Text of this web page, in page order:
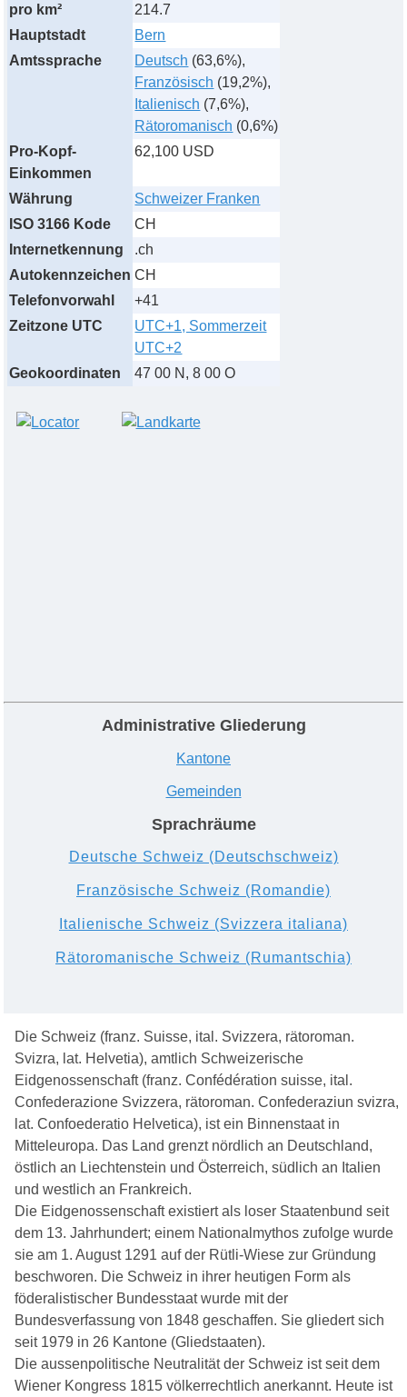
pro km²
214.7
Hauptstadt
Bern
Amtssprache
Deutsch (63,6%),
Französisch (19,2%),
Italienisch (7,6%),
Rätoromanisch (0,6%)
Pro-Kopf-
Einkommen
62,100 USD
Währung
Schweizer Franken
ISO 3166 Kode
CH
Internetkennung
.ch
Autokennzeichen CH
Telefonvorwahl
+41
Zeitzone UTC
UTC+1, Sommerzeit
UTC+2
Geokoordinaten
47 00 N, 8 00 O
Administrative Gliederung
Kantone
Gemeinden
Sprachräume
Deutsche Schweiz (Deutschschweiz)
Französische Schweiz (Romandie)
Italienische Schweiz (Svizzera italiana)
Rätoromanische Schweiz (Rumantschia)
Die Schweiz (franz. Suisse, ital. Svizzera, rätoroman.
Svizra, lat. Helvetia), amtlich Schweizerische
Eidgenossenschaft (franz. Confédération suisse, ital.
Confederazione Svizzera, rätoroman. Confederaziun svizra,
lat. Confoederatio Helvetica), ist ein Binnenstaat in
Mitteleuropa. Das Land grenzt nördlich an Deutschland,
östlich an Liechtenstein und Österreich, südlich an Italien
und westlich an Frankreich.
Die Eidgenossenschaft existiert als loser Staatenbund seit
dem 13. Jahrhundert; einem Nationalmythos zufolge wurde
sie am 1. August 1291 auf der Rütli-Wiese zur Gründung
beschworen. Die Schweiz in ihrer heutigen Form als
föderalistischer Bundesstaat wurde mit der
Bundesverfassung von 1848 geschaffen. Sie gliedert sich
seit 1979 in 26 Kantone (Gliedstaaten).
Die aussenpolitische Neutralität der Schweiz ist seit dem
Wiener Kongress 1815 völkerrechtlich anerkannt. Heute ist